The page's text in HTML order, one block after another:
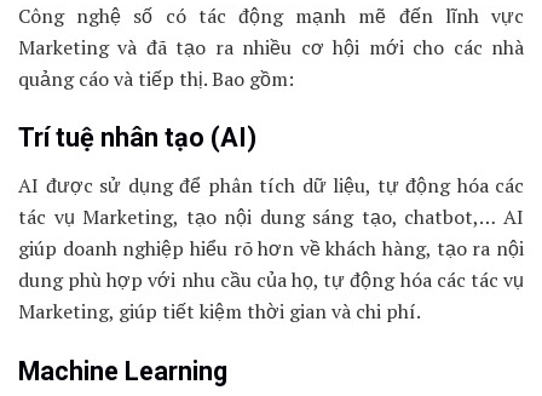
Công nghệ số có tác động mạnh mẽ đến lĩnh vực
Marketing và đã tạo ra nhiều cơ hội mới cho các nhà
quảng cáo và tiếp thị. Bao gồm:
Trí tuệ nhân tạo (AI)
AI được sử dụng để phân tích dữ liệu, tự động hóa các
tác vụ Marketing, tạo nội dung sáng tạo, chatbot,… AI
giúp doanh nghiệp hiểu rõ hơn về khách hàng, tạo ra nội
dung phù hợp với nhu cầu của họ, tự động hóa các tác vụ
Marketing, giúp tiết kiệm thời gian và chi phí.
Machine Learning